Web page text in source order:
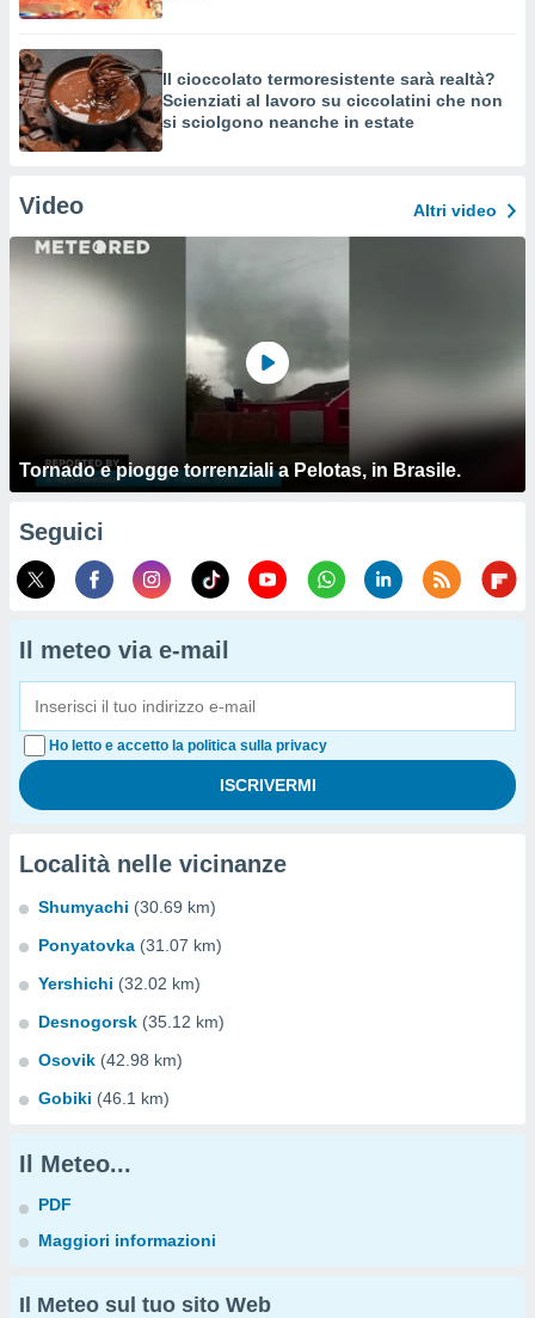
Il cioccolato termoresistente sarà realtà?
Scienziati al lavoro su ciccolatini che non
si sciolgono neanche in estate
Video Altri video
Tornado e piogge torrenziali a Pelotas, in Brasile.
Seguici
Il meteo via e-mail
Ho letto e accetto la politica sulla privacy
Località nelle vicinanze
Shumyachi (30.69 km)
Ponyatovka (31.07 km)
Yershichi (32.02 km)
Desnogorsk (35.12 km)
Osovik (42.98 km)
Gobiki (46.1 km)
Il Meteo...
PDF
Maggiori informazioni
Il Meteo sul tuo sito Web